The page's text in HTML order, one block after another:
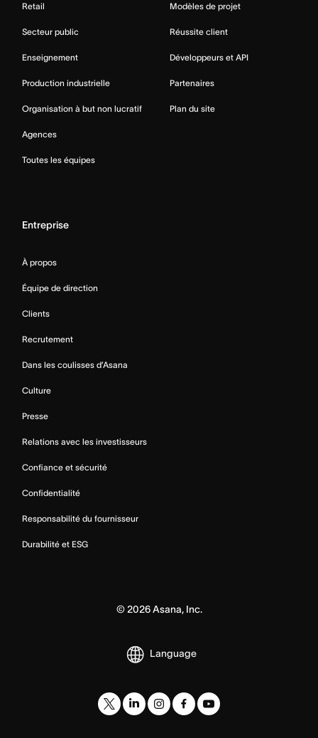
Retail
Secteur public
Enseignement
Production industrielle
Organisation à but non lucratif
Agences
Toutes les équipes
Modèles de projet
Réussite client
Développeurs et API
Partenaires
Plan du site
Entreprise
À propos
Équipe de direction
Clients
Recrutement
Dans les coulisses d’Asana
Culture
Presse
Relations avec les investisseurs
Confiance et sécurité
Confidentialité
Responsabilité du fournisseur
Durabilité et ESG
© 2026Asana, Inc.
Language